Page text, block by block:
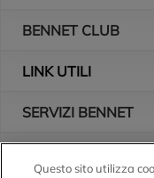
BENNET CLUB
LINK UTILI
SERVIZI BENNET
Questo sito utilizza